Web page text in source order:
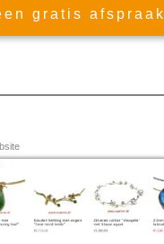
gratis afspraak